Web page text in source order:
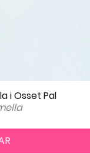
i Osset Pal